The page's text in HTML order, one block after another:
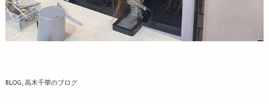
BLOG 高木千華のブログ